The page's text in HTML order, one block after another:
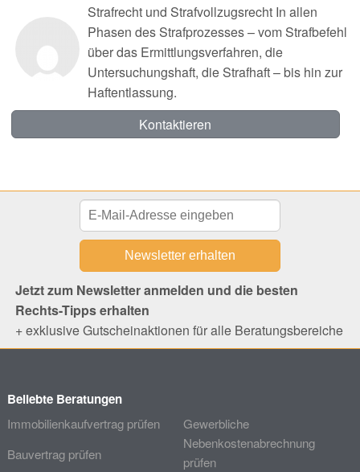
Strafrecht und Strafvollzugsrecht In allen
Phasen des Strafprozesses – vom Strafbefehl
über das Ermittlungsverfahren, die
Untersuchungshaft, die Strafhaft – bis hin zur
Haftentlassung.
Kontaktieren
Jetzt zum Newsletter anmelden und die besten
Rechts-Tipps erhalten
+ exklusive Gutscheinaktionen für alle Beratungsbereiche
Beliebte Beratungen
Immobilienkaufvertrag prüfen
Bauvertrag prüfen
Gewerbliche
Nebenkostenabrechnung
prüfen